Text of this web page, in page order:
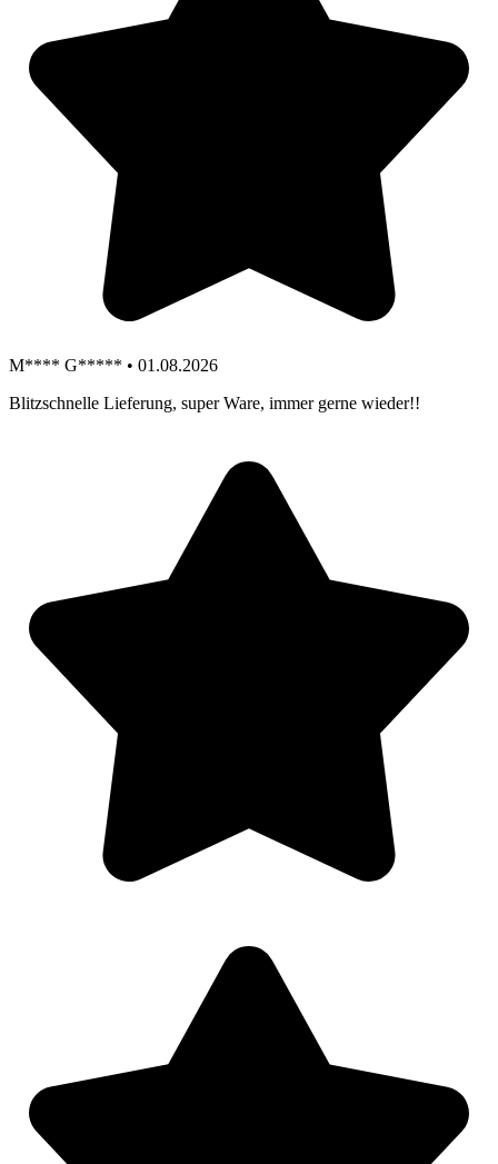
M**** G***** • 01.08.2026
Blitzschnelle Lieferung, super Ware, immer gerne wieder!!